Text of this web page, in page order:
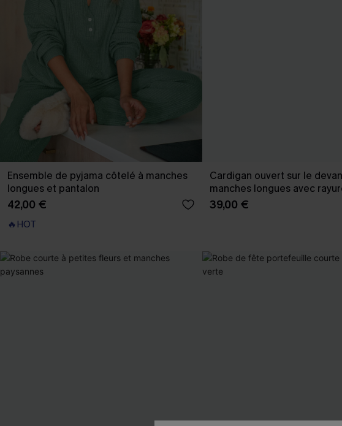
Ensemble de pyjama côtelé à manches
longues et pantalon
42,00 €
🔥HOT
Cardigan ouvert sur le
manches longues avec
39,00 €